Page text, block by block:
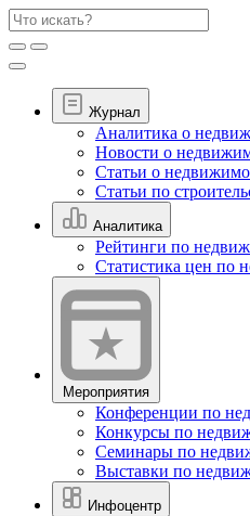
Журнал
Аналитика о
Новости о
Статьи о
Статьи по
Аналитика
Рейтинги по
Статистика цен по
Мероприятия
Конференции по
Конкурсы по
Семинары по
Выставки по
Инфоцентр